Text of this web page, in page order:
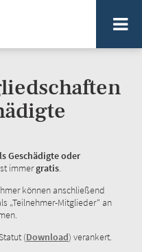
Geschädigte oder
immergratis.
können anschließend
„Teilnehmer-Mitglieder“ an
(Download) verankert.